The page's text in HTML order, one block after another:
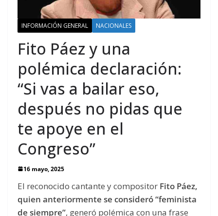
INFORMACIÓN GENERAL NACIONALES
Fito Páez y una
polémica declaración:
“Si vas a bailar eso,
después no pidas que
te apoye en el
Congreso”
16 mayo, 2025
El reconocido cantante y compositor Fito Páez,
quien anteriormente se consideró “feminista
de siempre”, generó polémica con una frase